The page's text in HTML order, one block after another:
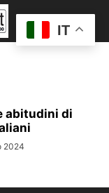
abitudini di
2024
IT